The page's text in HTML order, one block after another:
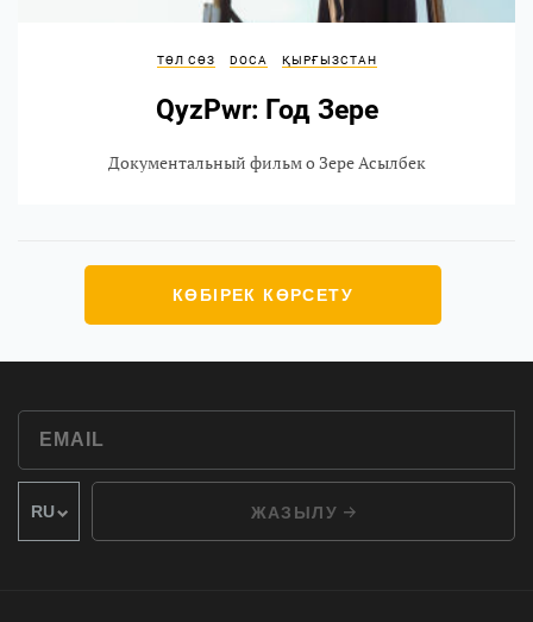
ТӨЛ СӨЗ DOCA ҚЫРҒЫЗСТАН
QyzPwr: Год Зере
Документальный фильм о Зере Асылбек
КӨБІРЕК КӨРСЕТУ
ЖАЗЫЛУ